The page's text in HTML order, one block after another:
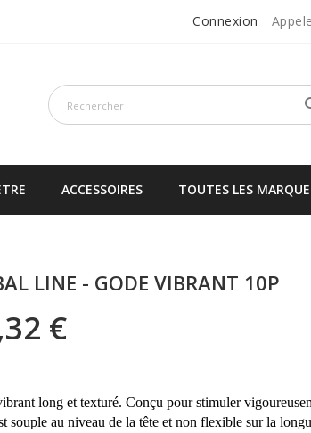
Connexion
ACCESSOIRES TOUTES LES
LINE - GODE VIBRANT 10P
€
long et texturé. Conçu pour stimuler
souple au niveau de la tête et non flexible sur la